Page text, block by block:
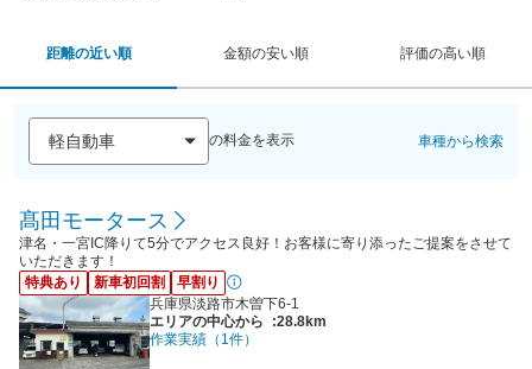
距離の近い順 金額の安い順 評価の高い順
の料金を表示 車種から検索
髙田モータース
津名・一宮IC降りて5分でアクセス良好！お客様に寄り添ったご提案をさせて
いただきます！
特典あり
新車初回割
早割り
兵庫県淡路市木曽下6-1
エリアの中心から
:28.8km
作業実績（1件）